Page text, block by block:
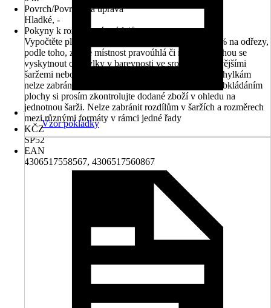
Povrch/Povrchová úprava
Hladké, -
Pokyny k rozměrovým údajům
Vypočtěte plochu k obložení a připočtěte k ní 5-10 % na odřezy,
podle toho, zda je místnost pravoúhlá či nikoliv. Mohou se
vyskytnout odchylky v barevnosti ve srovnání s dřívějšími
šaržemi nebo vzorky z prodejny, nicméně těmto odchylkám
nelze zabránit, jelikož vznikají již při výrobě. Před obkládáním
plochy si prosím zkontrolujte dodané zboží v ohledu na
jednotnou šarži. Nelze zabránit rozdílům v šaržích a rozměrech
mezi různými formáty v rámci jedné řady
KČZ
SP52
EAN
4306517558567, 4306517560867
Vzor pokládky